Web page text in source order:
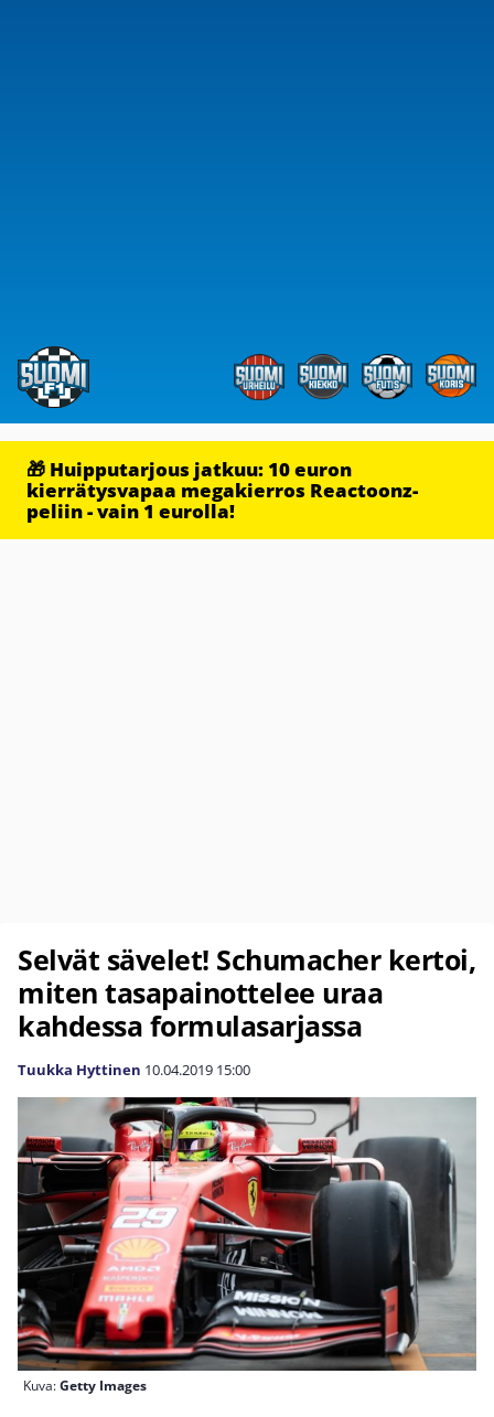
🎁 Huipputarjous jatkuu: 10 euron
kierrätysvapaa megakierros Reactoonz-
peliin - vain 1 eurolla!
Selvät sävelet! Schumacher kertoi,
miten tasapainottelee uraa
kahdessa formulasarjassa
Tuukka Hyttinen 10.04.2019 15:00
Kuva:Getty Images